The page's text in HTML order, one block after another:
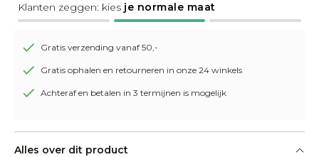
Klanten zeggen: kies je normale maat
Gratis verzending vanaf 50,-
Gratis ophalen en retourneren in onze 24 winkels
Achteraf en betalen in 3 termijnen is mogelijk
Alles over dit product